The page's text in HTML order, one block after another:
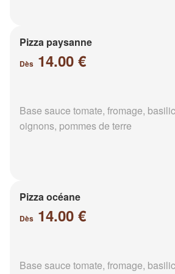
Pizza paysanne
Dès 14.00 €
Base sauce tomate, fromage,
oignons, pommes de terre
Pizza océane
Dès 14.00 €
Base sauce tomate, fromage,